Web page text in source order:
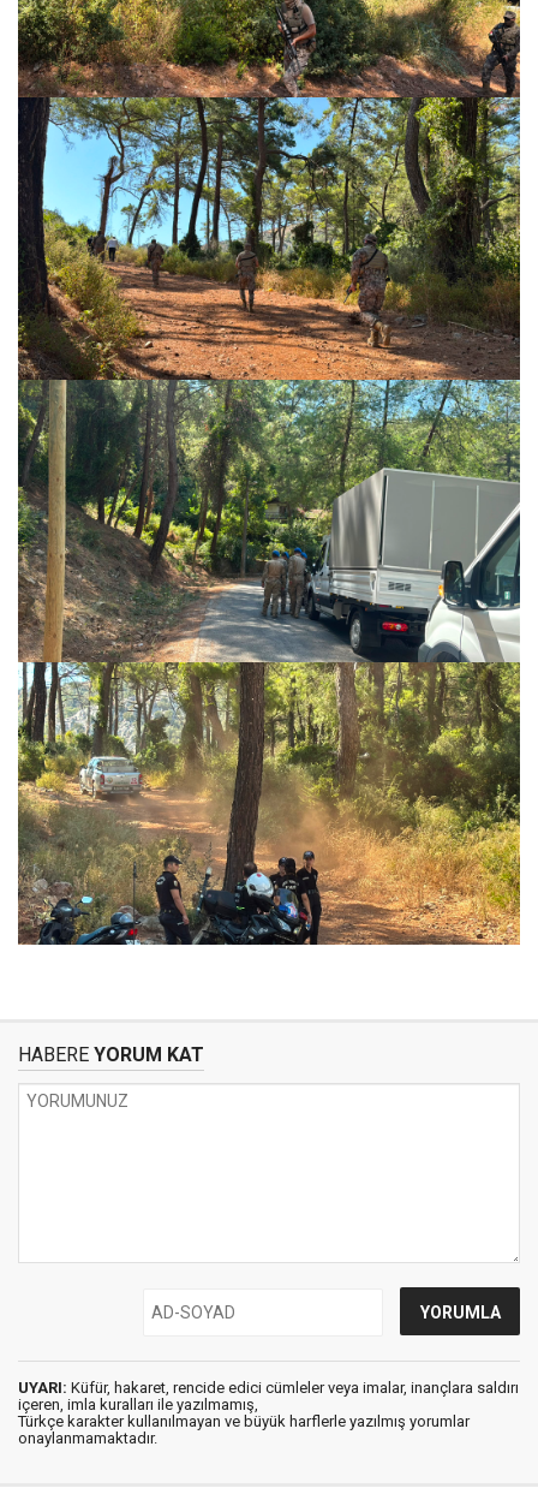
HABERE YORUM KAT
UYARI: Küfür, hakaret, rencide edici cümleler veya imalar, inançlara saldırı
içeren, imla kuralları ile yazılmamış,
Türkçe karakter kullanılmayan ve büyük harflerle yazılmış yorumlar
onaylanmamaktadır.